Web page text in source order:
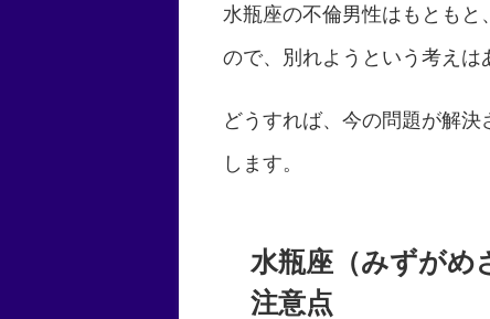
水瓶座の不倫男性はもとも
ので、別れようという考えは
どうすれば、今の問題が解
します。
水瓶座（みずがめ
注意点